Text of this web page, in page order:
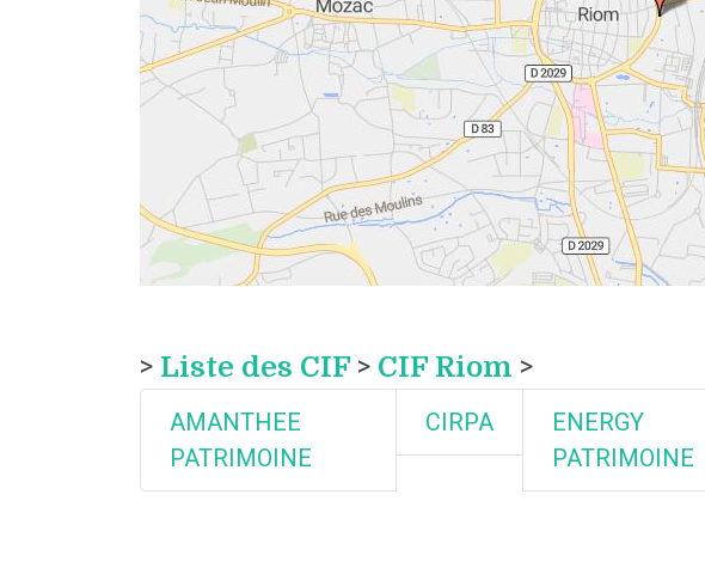
> Liste des CIF > CIF Riom >
AMANTHEE
PATRIMOINE
CIRPA
ENERGY
PATRIMOINE